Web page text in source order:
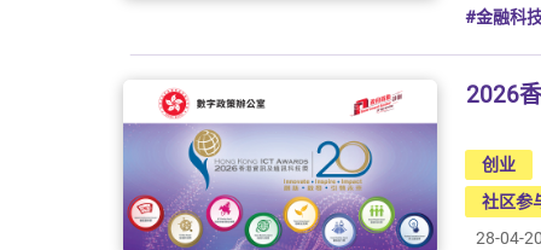
#金融科
2026
创业
社区参
28-04-